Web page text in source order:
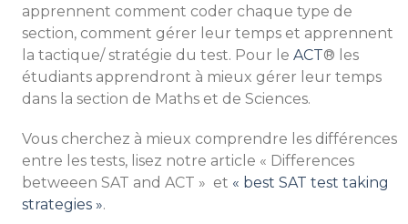
apprennent comment coder chaque type de
section, comment gérer leur temps et apprennent
la tactique/ stratégie du test. Pour le ACT® les
étudiants apprendront à mieux gérer leur temps
dans la section de Maths et de Sciences.
Vous cherchez à mieux comprendre les différences
entre les tests, lisez notre article « Differences
betweeen SAT and ACT » et « best SAT test taking
strategies ».